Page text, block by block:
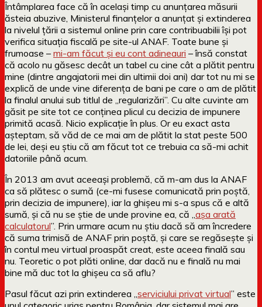
Întâmplarea face că în același timp cu anunțarea măsurii
ăsteia abuzive, Ministerul finanțelor a anunțat și extinderea
la nivelul țării a sistemul online prin care contribuabilii își pot
verifica situația fiscală pe site-ul ANAF. Toate bune și
frumoase – mi-am făcut și eu cont adineauri – însă constat
că acolo nu găsesc decât un tabel cu cine cât a plătit pentru
mine (dintre angajatorii mei din ultimii doi ani) dar tot nu mi se
explică de unde vine diferența de bani pe care o am de plătit
la finalul anului sub titlul de „regularizări”. Cu alte cuvinte am
găsit pe site tot ce conținea plicul cu decizia de impunere
primită acasă. Nicio explicație în plus. Or eu exact asta
așteptam, să văd de ce mai am de plătit la stat peste 500
de lei, deși eu știu că am făcut tot ce trebuia ca să-mi achit
datoriile până acum.
În 2013 am avut aceeași problemă, că m-am dus la ANAF
ca să plătesc o sumă (ce-mi fusese comunicată prin poștă,
prin decizia de impunere), iar la ghișeu mi s-a spus că e altă
sumă, și că nu se știe de unde provine ea, că „așa arată
calculatorul”. Prin urmare acum nu știu dacă să am încredere
că suma trimisă de ANAF prin poștă, și care se regăsește și
în contul meu virtual proaspăt creat, este aceea finală sau
nu. Teoretic o pot plăti online, dar dacă nu e finală nu mai
bine mă duc tot la ghișeu ca să aflu?
Pasul făcut azi prin extinderea „serviciului privat virtual” este